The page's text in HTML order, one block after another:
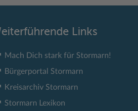
Links
Mach Dich stark für Stormarn!
Bürgerportal Stormarn
Kreisarchiv Stormarn
Stormarn Lexikon